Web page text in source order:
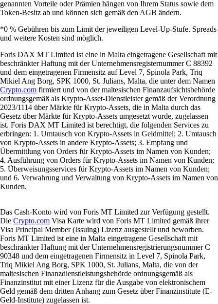
genannten Vorteile oder Prämien hängen von Ihrem Status sowie dem
Token-Besitz ab und können sich gemäß den AGB ändern.
*0 % Gebühren bis zum Limit der jeweiligen Level-Up-Stufe. Spreads
und weitere Kosten sind möglich.
Foris DAX MT Limited ist eine in Malta eingetragene Gesellschaft mit
beschränkter Haftung mit der Unternehmensregisternummer C 88392
und dem eingetragenen Firmensitz auf Level 7, Spinola Park, Triq
Mikiel Ang Borg, SPK 1000, St. Julians, Malta, die unter dem Namen
Crypto.com firmiert und von der maltesischen Finanzaufsichtsbehörde
ordnungsgemäß als Krypto-Asset-Dienstleister gemäß der Verordnung
2023/1114 über Märkte für Krypto-Assets, die in Malta durch das
Gesetz über Märkte für Krypto-Assets umgesetzt wurde, zugelassen
ist. Foris DAX MT Limited ist berechtigt, die folgenden Services zu
erbringen: 1. Umtausch von Krypto-Assets in Geldmittel; 2. Umtausch
von Krypto-Assets in andere Krypto-Assets; 3. Empfang und
Übermittlung von Orders für Krypto-Assets im Namen von Kunden;
4. Ausführung von Orders für Krypto-Assets im Namen von Kunden;
5. Überweisungsservices für Krypto-Assets im Namen von Kunden;
und 6. Verwahrung und Verwaltung von Krypto-Assets im Namen von
Kunden.
Das Cash-Konto wird von Foris MT Limited zur Verfügung gestellt.
Die Crypto.com Visa Karte wird von Foris MT Limited gemäß ihrer
Visa Principal Member (Issuing) Lizenz ausgestellt und beworben.
Foris MT Limited ist eine in Malta eingetragene Gesellschaft mit
beschränkter Haftung mit der Unternehmensregistrierungsnummer C
90348 und dem eingetragenen Firmensitz in Level 7, Spinola Park,
Triq Mikiel Ang Borg, SPK 1000, St. Julians, Malta, die von der
maltesischen Finanzdienstleistungsbehörde ordnungsgemäß als
Finanzinstitut mit einer Lizenz für die Ausgabe von elektronischem
Geld gemäß dem dritten Anhang zum Gesetz über Finanzinstitute (E-
Geld-Institute) zugelassen ist.